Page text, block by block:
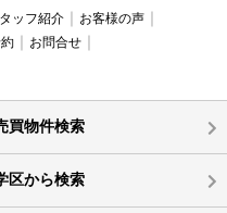
ッフ紹介
お客様の声
お問合せ
買物件検索
区から検索